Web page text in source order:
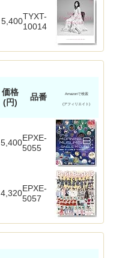
5,400TYXT-
10014
価格
(円)
品番 Amazonで検索
(アフィリエイト)
5,400EPXE-
5055
4,320EPXE-
5057